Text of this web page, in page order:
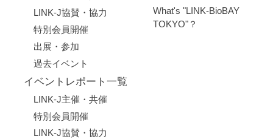
LINK-J協賛・協力
特別会員開催
出展・参加
過去イベント
イベントレポート一覧
LINK-J主催・共催
特別会員開催
LINK-J協賛・協力
What's "LINK-BioBAY
TOKYO"？